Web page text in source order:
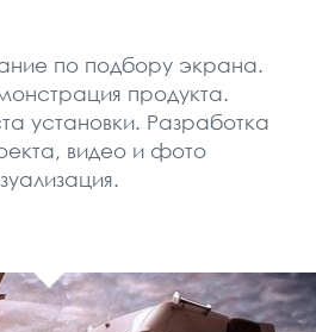
по подбору экрана.
продукта.
установки. Разработка
видео и фото